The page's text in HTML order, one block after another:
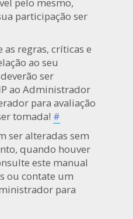
pelo mesmo,
participação ser
regras, críticas e
ao seu
ser
ao Administrador
para avaliação
tomada! #
ser alteradas sem
quando houver
este manual
ou contate um
para